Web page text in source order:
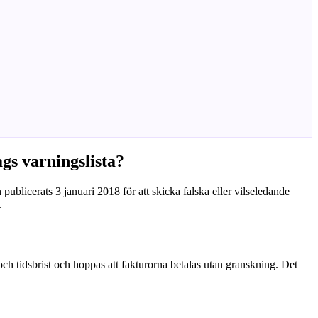
varningslista?
3 januari 2018 för att skicka falska eller vilseledande
tidsbrist och hoppas att fakturorna betalas utan granskning. Det